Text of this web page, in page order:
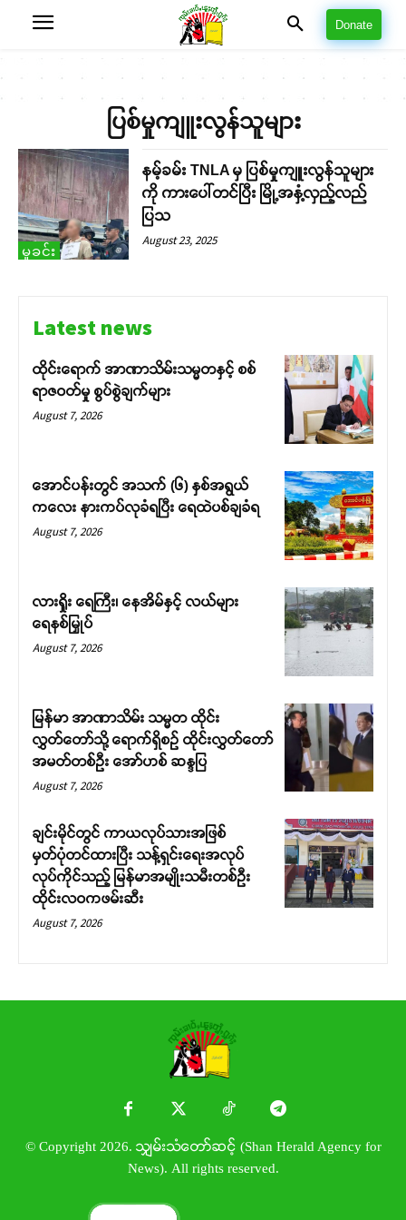
Donate
ပြစ်မှုကျူးလွန်သူများ
မှုခင်း
နမ့်ခမ်း TNLA မှ ပြစ်မှုကျူးလွန်သူများ
ကို ကားပေါ်တင်ပြီး မြို့အနှံ့လှည့်လည်
ပြသ
August 23, 2025
Latest news
ထိုင်းရောက် အာဏာသိမ်းသမ္မတနှင့် စစ်
ရာဇဝတ်မှု စွပ်စွဲချက်များ
August 7, 2026
အောင်ပန်းတွင် အသက် (၆) နှစ်အရွယ်
ကလေး နားကပ်လုခံရပြီး ရေထဲပစ်ချခံရ
August 7, 2026
လားရှိုး ရေကြီး၊ နေအိမ်နှင့် လယ်များ
ရေနစ်မြှုပ်
August 7, 2026
မြန်မာ အာဏာသိမ်း သမ္မတ ထိုင်း
လွှတ်တော်သို့ ရောက်ရှိစဉ် ထိုင်းလွှတ်တော်
အမတ်တစ်ဦး အော်ဟစ် ဆန္ဒပြ
August 7, 2026
ချင်းမိုင်တွင် ကာယလုပ်သားအဖြစ်
မှတ်ပုံတင်ထားပြီး သန့်ရှင်းရေးအလုပ်
လုပ်ကိုင်သည့် မြန်မာအမျိုးသမီးတစ်ဦး
ထိုင်းလဝကဖမ်းဆီး
August 7, 2026
© Copyright 2026. သျှမ်းသံတော်ဆင့် (Shan Herald Agency for
News). All rights reserved.